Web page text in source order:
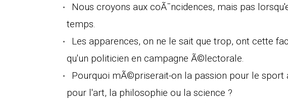
Nous croyons aux coÃ¯ncidences, mais pas
temps.
Les apparences, on ne le sait que trop, ont cette
qu'un politicien en campagne Ã©lectorale.
Pourquoi mÃ©priserait-on la passion pour le sport
pour l'art, la philosophie ou la science ?